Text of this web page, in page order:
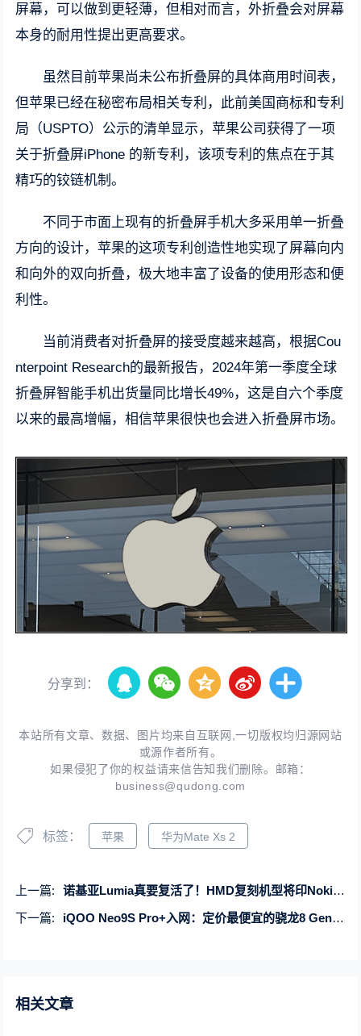
屏幕，可以做到更轻薄，但相对而言，外折叠会对屏幕
本身的耐用性提出更高要求。
虽然目前苹果尚未公布折叠屏的具体商用时间表，
但苹果已经在秘密布局相关专利，此前美国商标和专利
局（USPTO）公示的清单显示，苹果公司获得了一项
关于折叠屏iPhone 的新专利，该项专利的焦点在于其
精巧的铰链机制。
不同于市面上现有的折叠屏手机大多采用单一折叠
方向的设计，苹果的这项专利创造性地实现了屏幕向内
和向外的双向折叠，极大地丰富了设备的使用形态和便
利性。
当前消费者对折叠屏的接受度越来越高，根据Cou
nterpoint Research的最新报告，2024年第一季度全球
折叠屏智能手机出货量同比增长49%，这是自六个季度
以来的最高增幅，相信苹果很快也会进入折叠屏市场。
分享到：
本站所有文章、数据、图片均来自互联网,一切版权均归源网站
或源作者所有。
如果侵犯了你的权益请来信告知我们删除。邮箱：
business@qudong.com
标签： 苹果 华为Mate Xs 2
上一篇:
诺基亚Lumia真要复活了！HMD复刻机型将印Nokia标志
下一篇:
iQOO Neo9S Pro+入网：定价最便宜的骁龙8 Gen3手机
相关文章